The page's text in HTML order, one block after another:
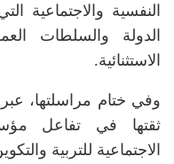
النفسية والاجتماعية
الدولة والسلطات
الاستثنائية.
وفي ختام مراسلتها،
ثقتها في تفاعل
الاجتماعية للتربية